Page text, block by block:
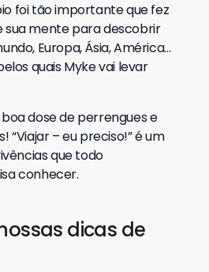
foi tão importante que fez
sua mente para descobrir
Europa, Ásia, América…
quais Myke vai levar
dose de perrengues e
“Viajar – eu preciso!” é um
que todo
conhecer.
dicas de